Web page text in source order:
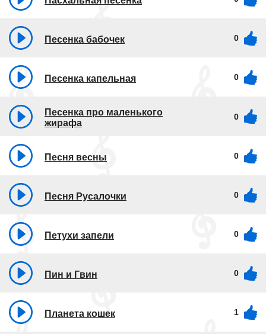
Песенка бабочек 0
Песенка капельная 0
Песенка про маленького
жирафа
0
Песня весны 0
Песня Русалочки 0
Петухи запели 0
Пин и Гвин 0
Планета кошек 1